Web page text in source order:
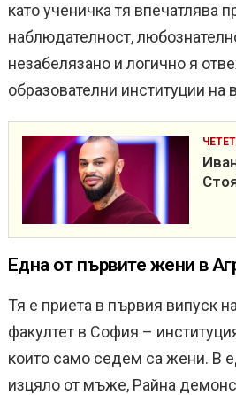
като ученичка тя впечатлява
наблюдателност,
незабелязано и логично я
образователни институции на
Една от първите жени в
Тя е приета в първия випуск
факултет в София –
които само седем са жени. В
изцяло от мъже, Райна